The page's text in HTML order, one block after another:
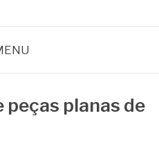
peças planas de